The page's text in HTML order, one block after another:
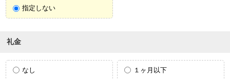
指定しない
礼金
なし １ヶ月以下